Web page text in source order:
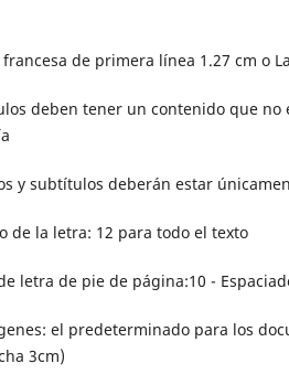
de primera línea 1.27 cm o
deben tener un contenido que
y subtítulos deberán estar
de la letra: 12 para todo el texto
letra de pie de página:10 -
el predeterminado para los
3cm)